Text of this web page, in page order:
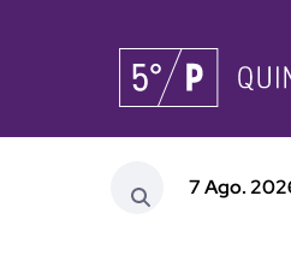
7 Ago.